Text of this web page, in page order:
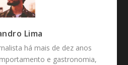
Lima
há mais de dez anos
e gastronomia,